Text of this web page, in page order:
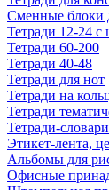
Сменные блоки
Тетради 12-24 с
Тетради 60-200
Тетради 40-48
Тетради для нот
Тетради на
Тетради
Тетради-
Этикет-лента,
Альбомы для
Офисные